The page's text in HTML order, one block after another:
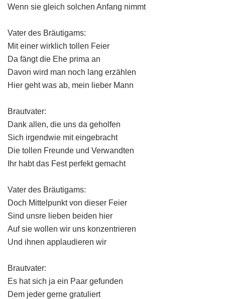
Wenn sie gleich solchen Anfang nimmt
Vater des Bräutigams:
Mit einer wirklich tollen Feier
Da fängt die Ehe prima an
Davon wird man noch lang erzählen
Hier geht was ab, mein lieber Mann
Brautvater:
Dank allen, die uns da geholfen
Sich irgendwie mit eingebracht
Die tollen Freunde und Verwandten
Ihr habt das Fest perfekt gemacht
Vater des Bräutigams:
Doch Mittelpunkt von dieser Feier
Sind unsre lieben beiden hier
Auf sie wollen wir uns konzentrieren
Und ihnen applaudieren wir
Brautvater:
Es hat sich ja ein Paar gefunden
Dem jeder gerne gratuliert